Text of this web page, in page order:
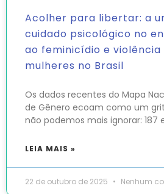
Acolher para libertar: a
cuidado psicológico no
ao feminicídio e
mulheres no Brasil
Os dados recentes do Mapa
de Gênero ecoam como um
não podemos mais ignorar: 187
LEIA MAIS »
22 de outubro de 2025 Nenhum